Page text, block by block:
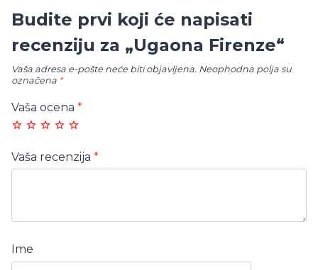
Budite prvi koji će napisati
recenziju za „Ugaona Firenze“
Vaša adresa e-pošte neće biti objavljena. Neophodna polja su
označena *
Vaša ocena *
Vaša recenzija *
Ime